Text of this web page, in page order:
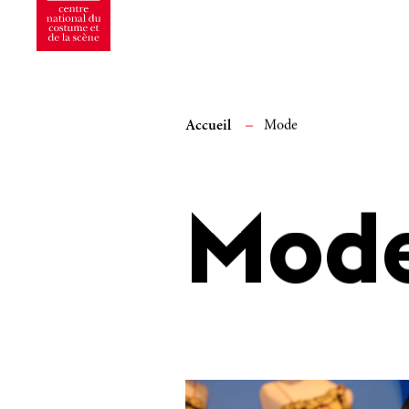
Accueil Mode